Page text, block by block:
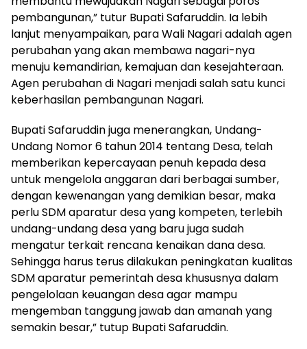
pembangunan,” tutur Bupati Safaruddin. Ia lebih
lanjut menyampaikan, para Wali Nagari adalah agen
perubahan yang akan membawa nagari-nya
menuju kemandirian, kemajuan dan kesejahteraan.
Agen perubahan di Nagari menjadi salah satu kunci
keberhasilan pembangunan Nagari.
Bupati Safaruddin juga menerangkan, Undang-
Undang Nomor 6 tahun 2014 tentang Desa, telah
memberikan kepercayaan penuh kepada desa
untuk mengelola anggaran dari berbagai sumber,
dengan kewenangan yang demikian besar, maka
perlu SDM aparatur desa yang kompeten, terlebih
undang-undang desa yang baru juga sudah
mengatur terkait rencana kenaikan dana desa.
Sehingga harus terus dilakukan peningkatan kualitas
SDM aparatur pemerintah desa khususnya dalam
pengelolaan keuangan desa agar mampu
mengemban tanggung jawab dan amanah yang
semakin besar,” tutup Bupati Safaruddin.